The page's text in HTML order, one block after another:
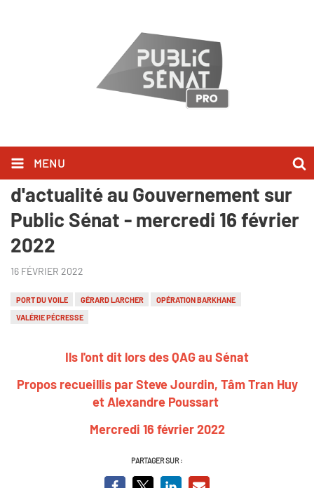
MENU
Ils l'ont dit lors des Questions
d'actualité au Gouvernement sur
Public Sénat - mercredi 16 février
2022
16 FÉVRIER 2022
PORT DU VOILE GÉRARD LARCHER
OPÉRATION BARKHANE
VALÉRIE PÉCRESSE
Ils l'ont dit lors des QAG au Sénat
Propos recueillis par Steve Jourdin, Tâm Tran Huy
et Alexandre Poussart
Mercredi 16 février 2022
PARTAGER SUR :